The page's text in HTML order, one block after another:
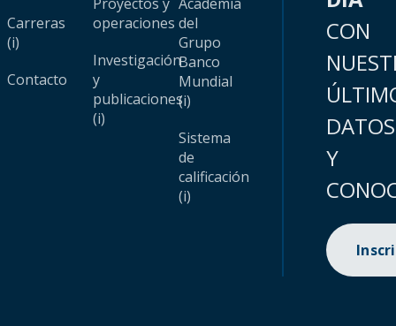
Carreras
(i)
Contacto
operaciones
Investigación
y
publicaciones
(i)
del
Grupo
Banco
Mundial
(i)
Sistema
de
calificación
(i)
CON
DATOS
Y